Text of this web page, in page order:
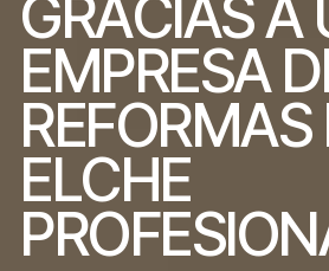
GRACIASA
EMPRESA D
REFORMAS
ELCHE
PROFESION